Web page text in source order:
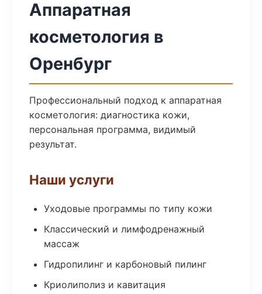
Аппаратная
косметология в
Оренбург
Профессиональный подход к аппаратная
косметология: диагностика кожи,
персональная программа, видимый
результат.
Наши услуги
Уходовые программы по типу кожи
Классический и лимфодренажный
массаж
Гидропилинг и карбоновый пилинг
Криолиполиз и кавитация